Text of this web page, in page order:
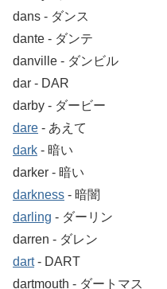
dans ‐ ダンス
dante ‐ ダンテ
danville ‐ ダンビル
dar ‐ DAR
darby ‐ ダービー
dare ‐ あえて
dark ‐ 暗い
darker ‐ 暗い
darkness ‐ 暗闇
darling ‐ ダーリン
darren ‐ ダレン
dart‐ DART
dartmouth ‐ ダートマス